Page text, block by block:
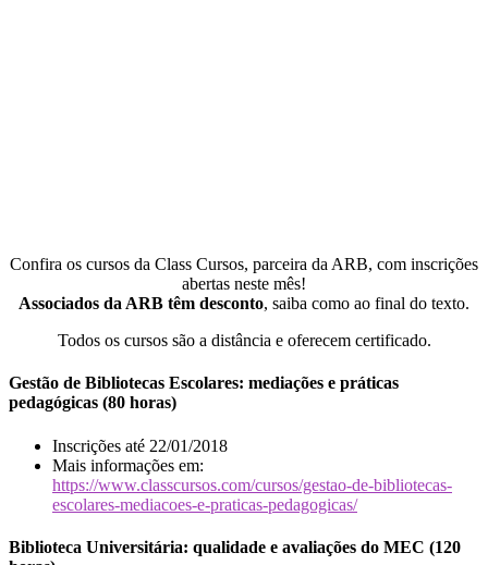
Confira os cursos da Class Cursos, parceira da ARB, com inscrições
abertas neste mês!
Associados da ARB têm desconto, saiba como ao final do texto.
Todos os cursos são a distância e oferecem certificado.
Gestão de Bibliotecas Escolares: mediações e práticas
pedagógicas (80 horas)
Inscrições até 22/01/2018
Mais informações em:
https://www.classcursos.com/cursos/gestao-de-bibliotecas-
escolares-mediacoes-e-praticas-pedagogicas/
Biblioteca Universitária: qualidade e avaliações do MEC (120